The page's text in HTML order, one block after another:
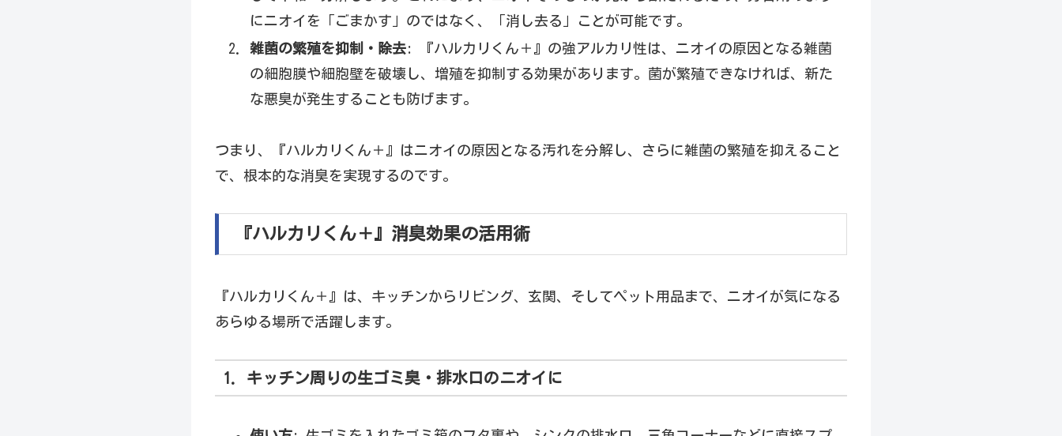
にニオイを「ごまかす」のではなく、「消し去る」ことが可能です。
雑菌の繁殖を抑制・除去: 『ハルカリくん＋』の強アルカリ性は、ニオイの原因となる雑菌
の細胞膜や細胞壁を破壊し、増殖を抑制する効果があります。菌が繁殖できなければ、新た
な悪臭が発生することも防げます。
つまり、『ハルカリくん＋』はニオイの原因となる汚れを分解し、さらに雑菌の繁殖を抑えること
で、根本的な消臭を実現するのです。
『ハルカリくん＋』消臭効果の活用術
『ハルカリくん＋』は、キッチンからリビング、玄関、そしてペット用品まで、ニオイが気になる
あらゆる場所で活躍します。
1. キッチン周りの生ゴミ臭・排水口のニオイに